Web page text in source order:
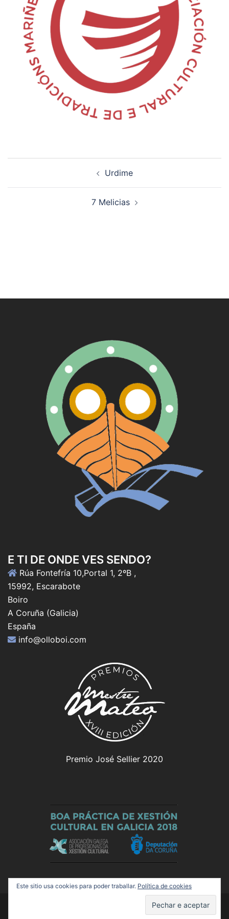
Urdime
7 Melicias
E TI DE ONDE VES SENDO?
Rúa Fontefría 10,Portal 1, 2ºB ,
15992, Escarabote
Boiro
A Coruña (Galicia)
España
info@olloboi.com
Premio José Sellier 2020
© 2026 Olloboi. Funciona grazas aSydney
Este sitio usa cookies para poder traballar. Política de cookies